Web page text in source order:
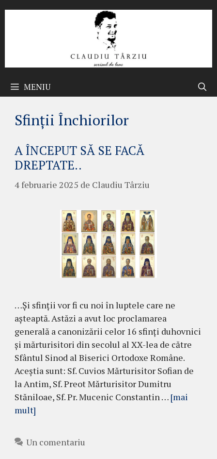
MENIU
Sfinții Închiorilor
A ÎNCEPUT SĂ SE FACĂ
DREPTATE..
4 februarie 2025 de Claudiu Târziu
…Și sfinții vor fi cu noi în luptele care ne
așteaptă. Astăzi a avut loc proclamarea
generală a canonizării celor 16 sfinţi duhovnici
şi mărturisitori din secolul al XX-lea de către
Sfântul Sinod al Biserici Ortodoxe Române.
Aceștia sunt: Sf. Cuvios Mărturisitor Sofian de
la Antim, Sf. Preot Mărturisitor Dumitru
Stăniloae, Sf. Pr. Mucenic Constantin … [mai
mult]
Un comentariu